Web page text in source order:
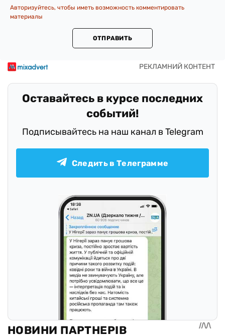
Авторизуйтесь, чтобы иметь возможность комментировать
материалы
ОТПРАВИТЬ
Оставайтесь в курсе последних
событий!
Подписывайтесь на наш канал в Telegram
Следить в Телеграмме